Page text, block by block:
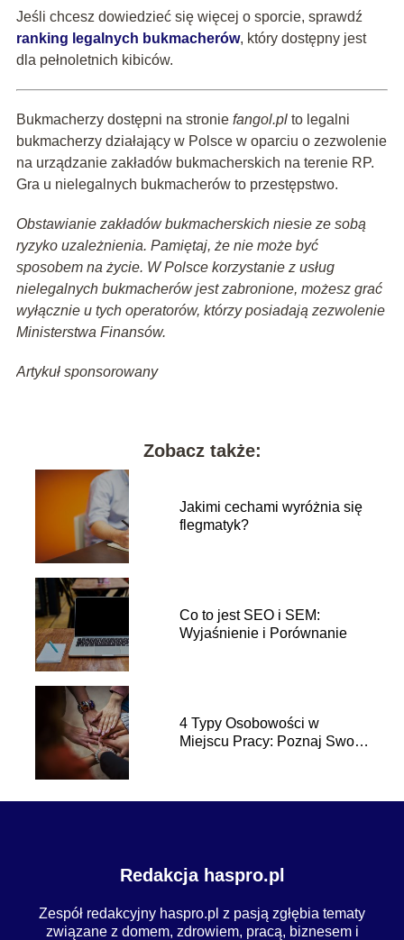
Jeśli chcesz dowiedzieć się więcej o sporcie, sprawdź
ranking legalnych bukmacherów, który dostępny jest
dla pełnoletnich kibiców.
Bukmacherzy dostępni na stronie fangol.pl to legalni
bukmacherzy działający w Polsce w oparciu o zezwolenie
na urządzanie zakładów bukmacherskich na terenie RP.
Gra u nielegalnych bukmacherów to przestępstwo.
Obstawianie zakładów bukmacherskich niesie ze sobą
ryzyko uzależnienia. Pamiętaj, że nie może być
sposobem na życie. W Polsce korzystanie z usług
nielegalnych bukmacherów jest zabronione, możesz grać
wyłącznie u tych operatorów, którzy posiadają zezwolenie
Ministerstwa Finansów.
Artykuł sponsorowany
Zobacz także:
Jakimi cechami wyróżnia się
flegmatyk?
Co to jest SEO i SEM:
Wyjaśnienie i Porównanie
4 Typy Osobowości w
Miejscu Pracy: Poznaj Swoje
Redakcja haspro.pl
Zespół redakcyjny haspro.pl z pasją zgłębia tematy
związane z domem, zdrowiem, pracą, biznesem i